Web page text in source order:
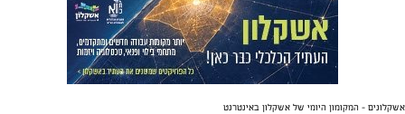
אשקלונים - המקומון היומי של אשקלון באינטרנט